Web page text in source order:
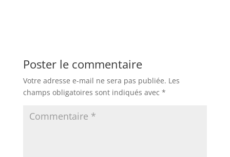
Poster le commentaire
Votre adresse e-mail ne sera pas publiée. Les
champs obligatoires sont indiqués avec *